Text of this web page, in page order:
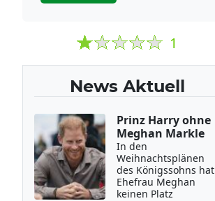
1
News Aktuell
Prinz Harry ohne
Meghan Markle
In den
Weihnachtsplänen
des Königssohns hat
Ehefrau Meghan
keinen Platz